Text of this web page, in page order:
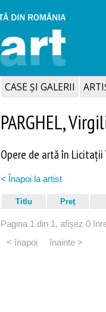
CASE ȘI GALERII
PARGHEL,
Opere de artă în
< Înapoi la artist
Titlu Preț
Pagina 1 din 1, afișez 0
< înapoi
înainte >